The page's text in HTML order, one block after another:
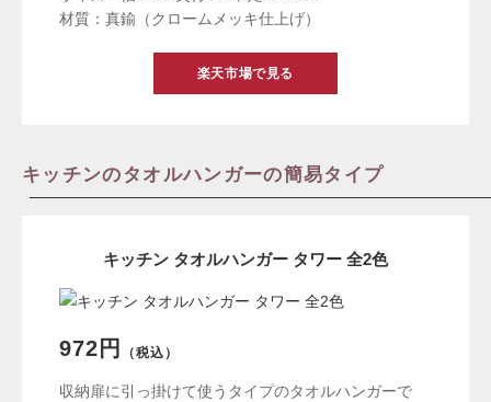
材質：真鍮（クロームメッキ仕上げ）
楽天市場で見る
キッチンのタオルハンガーの簡易タイプ
キッチン タオルハンガー タワー 全2色
972円 （税込）
収納扉に引っ掛けて使うタイプのタオルハンガーで